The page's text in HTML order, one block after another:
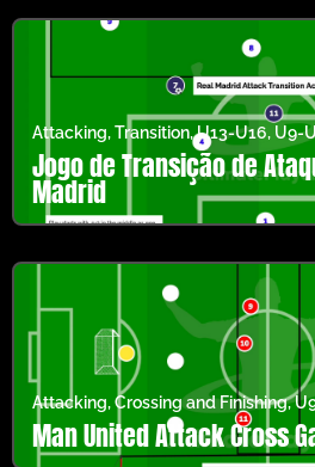
Attacking,Transition,U13-U16, U9-
Jogo de Transição de
Madrid
Attacking,Crossing and Finishing,
Man United Attack Cross